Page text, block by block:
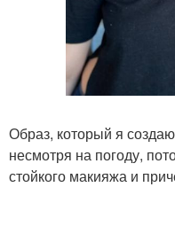
Образ, который я
несмотря на погоду,
стойкого макияжа и